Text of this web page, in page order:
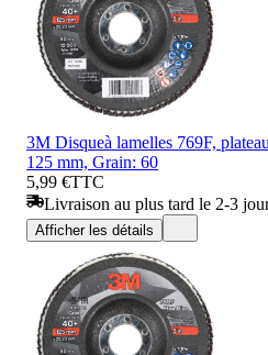
3M Disqueà lamelles 769F,
125 mm, Grain: 60
5,99 €TTC
Livraison au plus tard le 2-3
Afficher les détails